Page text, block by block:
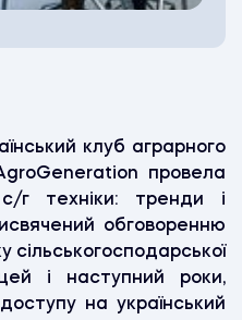
клуб аграрного
провела
г техніки: тренди і
обговоренню
сільськогосподарської
і наступний роки,
на український